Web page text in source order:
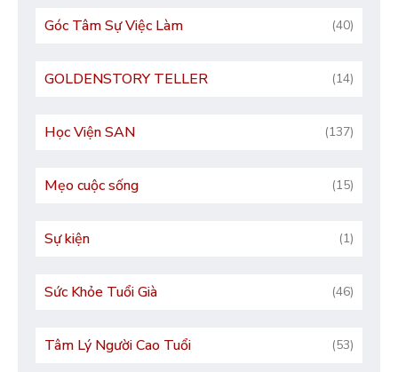
Góc Tâm Sự Việc Làm (40)
GOLDENSTORY TELLER (14)
Học Viện SAN (137)
Mẹo cuộc sống (15)
Sự kiện (1)
Sức Khỏe Tuổi Già (46)
Tâm Lý Người Cao Tuổi (53)